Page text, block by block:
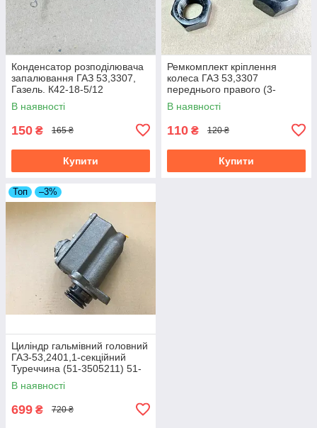
Конденсатор розподілювача
запалювання ГАЗ 53,3307,
Газель. К42-18-5/12
В наявності
150 ₴ 165 ₴
Купити
Ремкомплект кріплення
колеса ГАЗ 53,3307
переднього правого (3-
нами.) 51-3103008-РК
В наявності
110 ₴ 120 ₴
Купити
Топ –3%
Циліндр гальмівний головний
ГАЗ-53,2401,1-секційний
Туреччина (51-3505211) 51-
3505010-01
В наявності
699 ₴ 720 ₴